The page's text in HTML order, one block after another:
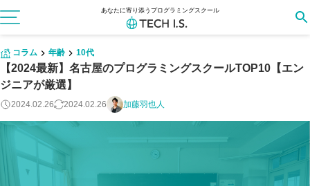
あなたに寄り添うプログラミングスクール
コラム 年齢 10代
【2024最新】名古屋のプログラミングスクールTOP10【エン
ジニアが厳選】
2024.02.26 2024.02.26 加藤羽也人